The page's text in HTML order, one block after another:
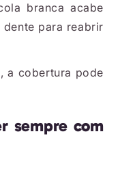
branca acabe
para reabrir
a cobertura pode
sempre com